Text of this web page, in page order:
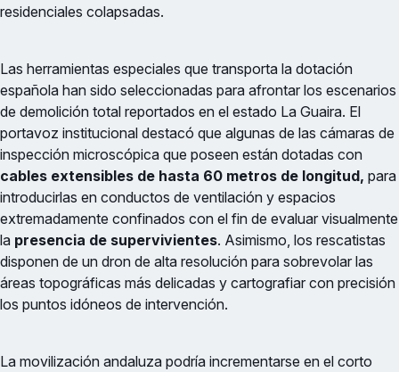
residenciales colapsadas.
Las herramientas especiales que transporta la dotación
española han sido seleccionadas para afrontar los escenarios
de demolición total reportados en el estado La Guaira. El
portavoz institucional destacó que algunas de las cámaras de
inspección microscópica que poseen están dotadas con
cables extensibles de hasta 60 metros de longitud, para
introducirlas en conductos de ventilación y espacios
extremadamente confinados con el fin de evaluar visualmente
la presencia de supervivientes. Asimismo, los rescatistas
disponen de un dron de alta resolución para sobrevolar las
áreas topográficas más delicadas y cartografiar con precisión
los puntos idóneos de intervención.
La movilización andaluza podría incrementarse en el corto